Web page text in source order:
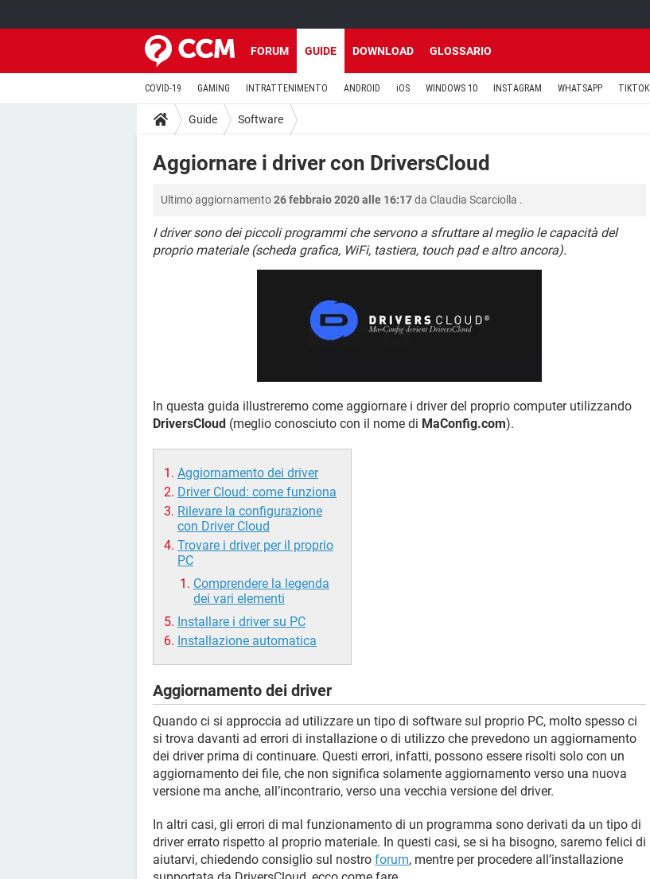
FORUM GUIDE DOWNLOAD GLOSSARIO
COVID-19 GAMING INTRATTENIMENTO ANDROID iOS WINDOWS 10 INSTAGRAM WHATSAPP TIKTOK
Guide Software
Aggiornare i driver con DriversCloud
Ultimo aggiornamento26 febbraio 2020 alle 16:17da Claudia Scarciolla .
I driver sono dei piccoli programmi che servono a sfruttare al meglio le capacità del
proprio materiale (scheda grafica, WiFi, tastiera, touch pad e altro ancora).
In questa guida illustreremo come aggiornare i driver del proprio computer utilizzando
DriversCloud (meglio conosciuto con il nome di MaConfig.com).
Aggiornamento dei driver
Driver Cloud: come funziona
Rilevare la configurazione
con Driver Cloud
Trovare i driver per il proprio
PC
Comprendere la legenda
dei vari elementi
Installare i driver su PC
Installazione automatica
Aggiornamento dei driver
Quando ci si approccia ad utilizzare un tipo di software sul proprio PC, molto spesso ci
si trova davanti ad errori di installazione o di utilizzo che prevedono un aggiornamento
dei driver prima di continuare. Questi errori, infatti, possono essere risolti solo con un
aggiornamento dei file, che non significa solamente aggiornamento verso una nuova
versione ma anche, all’incontrario, verso una vecchia versione del driver.
In altri casi, gli errori di mal funzionamento di un programma sono derivati da un tipo di
driver errato rispetto al proprio materiale. In questi casi, se si ha bisogno, saremo felici di
aiutarvi, chiedendo consiglio sul nostro forum, mentre per procedere all’installazione